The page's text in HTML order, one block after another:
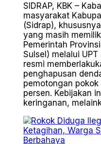
SIDRAP, KBK –
masyarakat
(Sidrap),
yang masih
Pemerintah
Sulsel) melalui
resmi
penghapusan
pemotongan
persen. Kebijakan
keringanan,